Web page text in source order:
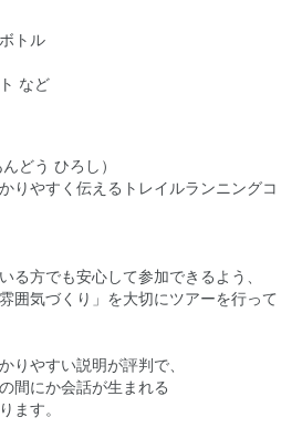
トル
など
どう ひろし）
りやすく伝えるトレイルランニングコ
る方でも安心して参加できるよう、
囲気づくり」を大切にツアーを行って
りやすい説明が評判で、
間にか会話が生まれる
ます。